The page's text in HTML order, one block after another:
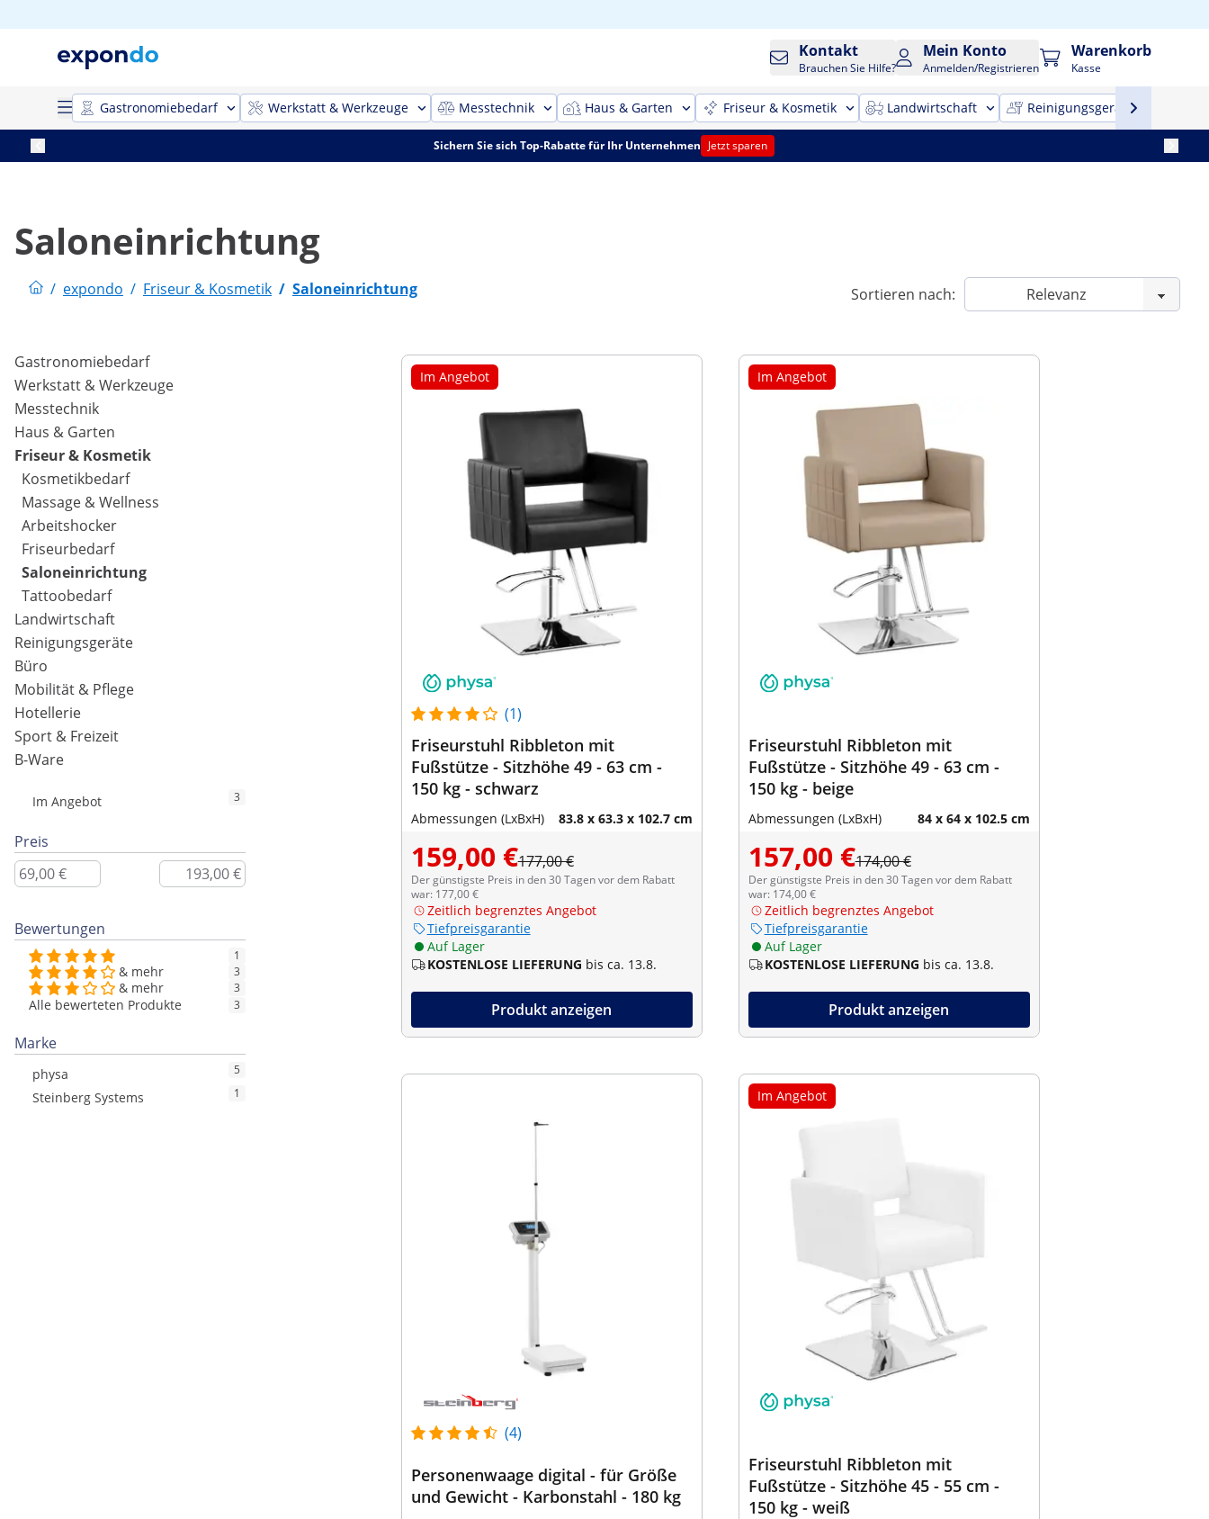
Kontakt
Brauchen Sie Hilfe?
Mein Konto
Anmelden/Registrieren
Warenkorb
Kasse
Gastronomiebedarf Werkstatt & Werkzeuge Messtechnik Haus & Garten Friseur & Kosmetik Landwirtschaft Reinigungsgeräte
Sichern Sie sich Top-Rabatte für Ihr Unternehmen Jetzt sparen
Saloneinrichtung
/ expondo / Friseur & Kosmetik / Saloneinrichtung Sortieren nach:
Gastronomiebedarf
Werkstatt & Werkzeuge
Messtechnik
Haus & Garten
Friseur & Kosmetik
Kosmetikbedarf
Massage & Wellness
Arbeitshocker
Friseurbedarf
Saloneinrichtung
Tattoobedarf
Landwirtschaft
Reinigungsgeräte
Büro
Mobilität & Pflege
Hotellerie
Sport & Freizeit
B-Ware
Im Angebot 3
Preis
Bewertungen
1
& mehr 3
& mehr 3
Alle bewerteten Produkte 3
Marke
physa 5
Steinberg Systems 1
Im Angebot
(1)
Friseurstuhl Ribbleton mit
Fußstütze - Sitzhöhe 49 - 63 cm -
150 kg - schwarz
Abmessungen (LxBxH) 83.8 x 63.3 x 102.7 cm
159,00 €177,00 €
Der günstigste Preis in den 30 Tagen vor dem Rabatt
war: 177,00 €
Zeitlich begrenztes Angebot
Tiefpreisgarantie
Auf Lager
KOSTENLOSE LIEFERUNG bis ca. 13.8.
Produkt anzeigen
Im Angebot
Friseurstuhl Ribbleton mit
Fußstütze - Sitzhöhe 49 - 63 cm -
150 kg - beige
Abmessungen (LxBxH) 84 x 64 x 102.5 cm
157,00 €174,00 €
Der günstigste Preis in den 30 Tagen vor dem Rabatt
war: 174,00 €
Zeitlich begrenztes Angebot
Tiefpreisgarantie
Auf Lager
KOSTENLOSE LIEFERUNG bis ca. 13.8.
Produkt anzeigen
(4)
Personenwaage digital - für Größe
und Gewicht - Karbonstahl - 180 kg
Im Angebot
Friseurstuhl Ribbleton mit
Fußstütze - Sitzhöhe 45 - 55 cm -
150 kg - weiß